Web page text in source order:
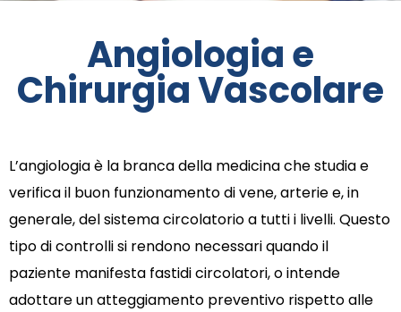
Angiologia e
Chirurgia Vascolare
L’angiologia è la branca della medicina che studia e
verifica il buon funzionamento di vene, arterie e, in
generale, del sistema circolatorio a tutti i livelli. Questo
tipo di controlli si rendono necessari quando il
paziente manifesta fastidi circolatori, o intende
adottare un atteggiamento preventivo rispetto alle